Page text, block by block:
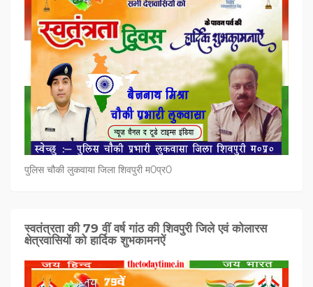
पुलिस चौकी लुकवाया जिला शिवपुरी म0प्र0
स्वतंत्रता की 79 वीं वर्ष गांठ की शिवपुरी जिले एवं कोलारस
क्षेत्रवासियों को हार्दिक शुभकामनऐं